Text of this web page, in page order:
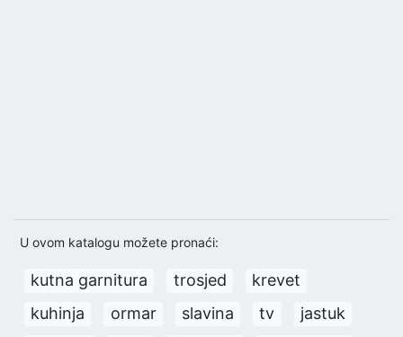
U ovom katalogu možete pronaći:
kutna garnitura trosjed
krevet
kuhinja
ormar slavina tv
jastuk